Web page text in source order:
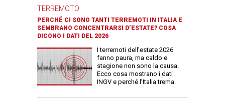
TERREMOTO
PERCHÉ CI SONO TANTI TERREMOTI IN ITALIA E
SEMBRANO CONCENTRARSI D’ESTATE? COSA
DICONO I DATI DEL 2026
I terremoti dell’estate 2026
fanno paura, ma caldo e
stagione non sono la causa.
Ecco cosa mostrano i dati
INGV e perché l’Italia trema.